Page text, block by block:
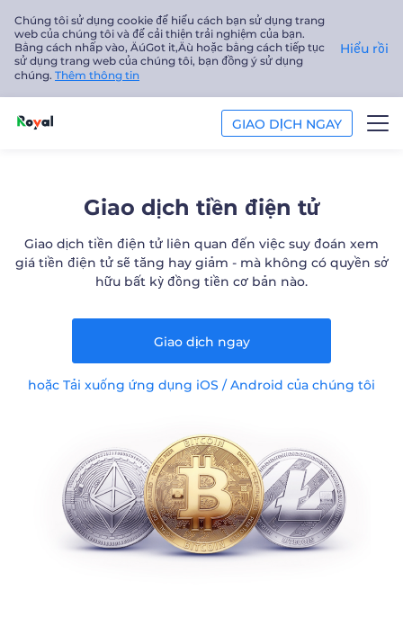
Chúng tôi sử dụng cookie để hiểu cách bạn sử dụng trang
web của chúng tôi và để cải thiện trải nghiệm của bạn.
Bằng cách nhấp vào‚ ÄúGot it‚Äù hoặc bằng cách tiếp tục
sử dụng trang web của chúng tôi, bạn đồng ý sử dụng
chúng. Thêm thông tin
Hiểu rồi
GIAO DỊCH NGAY
NỀN TẢNG
PHÂN TÍCH
Trader | Partners
Giao dịch tiền điện tử
Giao dịch tiền điện tử liên quan đến việc suy đoán xem
giá tiền điện tử sẽ tăng hay giảm - mà không có quyền sở
hữu bất kỳ đồng tiền cơ bản nào.
Giao dịch ngay
hoặc Tải xuống ứng dụng iOS / Android của chúng tôi